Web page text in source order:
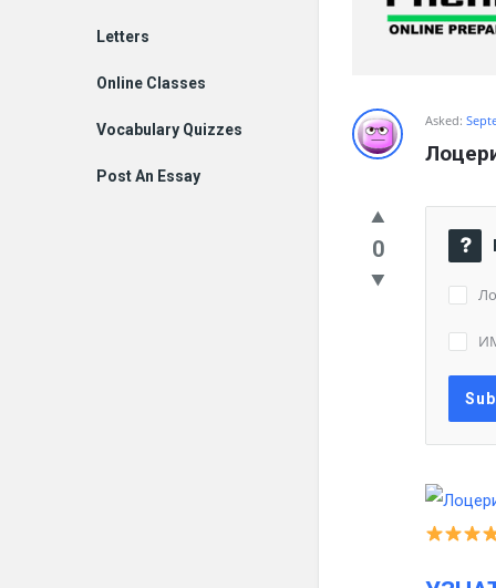
Asked:
0
Letters
Online Classes
Vocabulary Quizzes
Post An Essay